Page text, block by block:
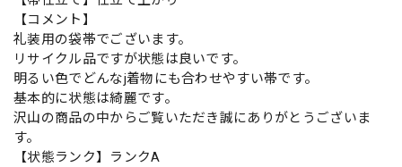
【コメント】
礼装用の袋帯でございます。
リサイクル品ですが状態は良いです。
明るい色でどんなj着物にも合わせやすい帯です。
基本的に状態は綺麗です。
沢山の商品の中からご覧いただき誠にありがとうございま
す。
【状態ランク】ランクA